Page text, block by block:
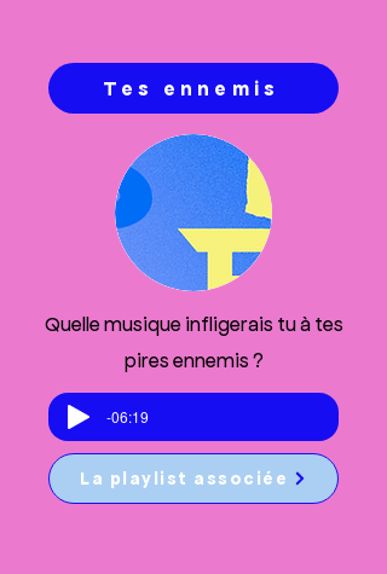
Tes ennemis
Quelle musique infligerais tu à tes
pires ennemis ?
-06:19
La playlist associée